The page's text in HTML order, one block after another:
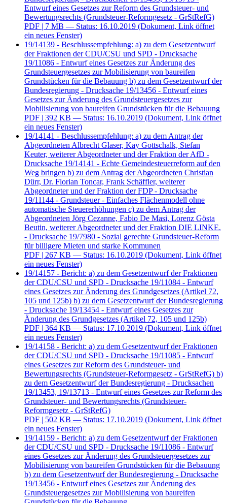
Entwurf eines Gesetzes zur Reform des Grundsteuer- und
Bewertungsrechts (Grundsteuer-Reformgesetz - GrStRefG)
PDF | 7 MB — Status: 16.10.2019 (Dokument, Link öffnet
ein neues Fenster)
19/14139 - Beschlussempfehlung: a) zu dem Gesetzentwurf
der Fraktionen der CDU/CSU und SPD - Drucksache
19/11086 - Entwurf eines Gesetzes zur Änderung des
Grundsteuergesetzes zur Mobilisierung von baureifen
Grundstücken für die Bebauung b) zu dem Gesetzentwurf der
Bundesregierung - Drucksache 19/13456 - Entwurf eines
Gesetzes zur Änderung des Grundsteuergesetzes zur
Mobilisierung von baureifen Grundstücken für die Bebauung
PDF | 392 KB — Status: 16.10.2019 (Dokument, Link öffnet
ein neues Fenster)
19/14141 - Beschlussempfehlung: a) zu dem Antrag der
Abgeordneten Albrecht Glaser, Kay Gottschalk, Stefan
Keuter, weiterer Abgeordneter und der Fraktion der AfD -
Drucksache 19/14141 - Echte Gemeindesteuerreform auf den
Weg bringen b) zu dem Antrag der Abgeordneten Christian
Dürr, Dr. Florian Toncar, Frank Schäffler, weiterer
Abgeordneter und der Fraktion der FDP - Drucksache
19/11144 - Grundsteuer - Einfaches Flächenmodell ohne
automatische Steuererhöhungen c) zu dem Antrag der
Abgeordneten Jörg Cezanne, Fabio De Masi, Lorenz Gösta
Beutin, weiterer Abgeordneter und der Fraktion DIE LINKE.
- Drucksache 19/7980 - Sozial gerechte Grundsteuer-Reform
für billigere Mieten und starke Kommunen
PDF | 267 KB — Status: 16.10.2019 (Dokument, Link öffnet
ein neues Fenster)
19/14157 - Bericht: a) zu dem Gesetzentwurf der Fraktionen
der CDU/CSU und SPD - Drucksache 19/11084 - Entwurf
eines Gesetzes zur Änderung des Grundgesetzes (Artikel 72,
105 und 125b) b) zu dem Gesetzentwurf der Bundesregierung
- Drucksache 19/13454 - Entwurf eines Gesetzes zur
Änderung des Grundgesetzes (Artikel 72, 105 und 125b)
PDF | 364 KB — Status: 17.10.2019 (Dokument, Link öffnet
ein neues Fenster)
19/14158 - Bericht: a) zu dem Gesetzentwurf der Fraktionen
der CDU/CSU und SPD - Drucksache 19/11085 - Entwurf
eines Gesetzes zur Reform des Grundsteuer- und
Bewertungsrechts (Grundsteuer-Reformgesetz - GrStRefG) b)
zu dem Gesetzentwurf der Bundesregierung - Drucksachen
19/13453, 19/13713 - Entwurf eines Gesetzes zur Reform des
Grundsteuer- und Bewertungsrechts (Grundsteuer-
Reformgesetz - GrStRefG)
PDF | 502 KB — Status: 17.10.2019 (Dokument, Link öffnet
ein neues Fenster)
19/14159 - Bericht: a) zu dem Gesetzentwurf der Fraktionen
der CDU/CSU und SPD - Drucksache 19/11086 - Entwurf
eines Gesetzes zur Änderung des Grundsteuergesetzes zur
Mobilisierung von baureifen Grundstücken für die Bebauung
b) zu dem Gesetzentwurf der Bundesregierung - Drucksache
19/13456 - Entwurf eines Gesetzes zur Änderung des
Grundsteuergesetzes zur Mobilisierung von baureifen